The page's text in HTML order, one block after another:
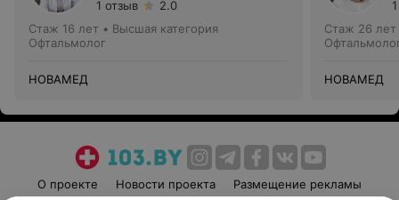
1 отзыв
2.0
Стаж 16 лет • Высшая категория
Офтальмолог
НОВАМЕД
Стаж 26 лет
НОВАМЕД
О проекте Новости проекта Размещение рекламы